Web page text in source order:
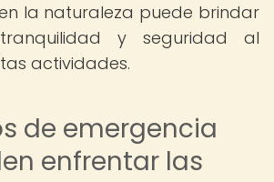
la naturaleza puede brindar
y seguridad al
actividades.
de emergencia
enfrentar las